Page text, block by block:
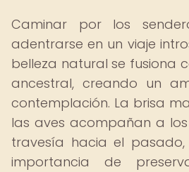
Caminar por los
adentrarse en un viaje
belleza natural se fusiona
ancestral, creando un
contemplación. La brisa
las aves acompañan a
travesía hacia el
importancia de